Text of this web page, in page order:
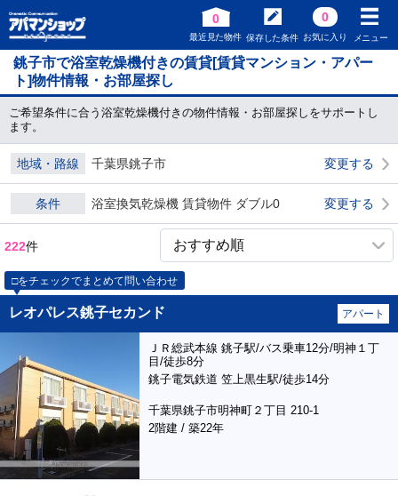
0
最近見た物件 保存した条件
0
お気に入り メニュー
銚子市で浴室乾燥機付きの賃貸[賃貸マンション・アパー
ト]物件情報・お部屋探し
ご希望条件に合う浴室乾燥機付きの物件情報・お部屋探しをサポートし
ます。
地域・路線 千葉県銚子市 変更する
条件 浴室換気乾燥機 賃貸物件 ダブル0 変更する
222件
□をチェックでまとめて問い合わせ
レオパレス銚子セカンド アパート
ＪＲ総武本線 銚子駅/バス乗車12分/明神１丁
目/徒歩8分
銚子電気鉄道 笠上黒生駅/徒歩14分
千葉県銚子市明神町２丁目 210-1
2階建 / 築22年